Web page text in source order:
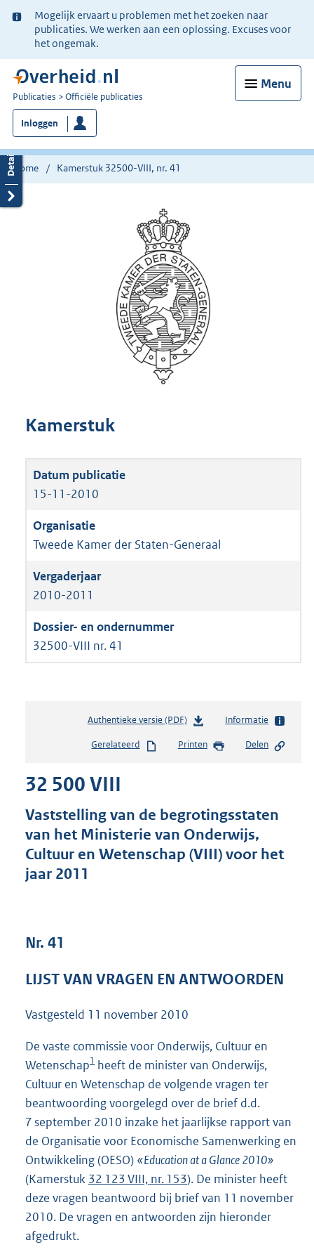
Ter
informatie:
Mogelijk ervaart u problemen met het zoeken naar
publicaties. We werken aan een oplossing. Excuses voor
het ongemak.
Menu
U
bent
nu
hier:
Publicaties Officiële publicaties
Inloggen
Home Kamerstuk 32500-VIII, nr. 41
Kamerstuk
15-11-2010
Tweede Kamer der Staten-Generaal
2010-2011
32500-VIII nr. 41
Authentieke versie (PDF)b
s
s
g
r
K
Informatie
Gerelateerd Printen Delen
32 500 VIII
Vaststelling van de begrotingsstaten
van het Ministerie van Onderwijs,
Cultuur en Wetenschap (VIII) voor het
jaar 2011
Nr. 41
LIJST VAN VRAGEN EN ANTWOORDEN
Vastgesteld 11 november 2010
De vaste commissie voor Onderwijs, Cultuur en
Wetenschap1 heeft de minister van Onderwijs,
Cultuur en Wetenschap de volgende vragen ter
beantwoording voorgelegd over de brief d.d.
7 september 2010 inzake het jaarlijkse rapport van
de Organisatie voor Economische Samenwerking en
Ontwikkeling (OESO) «Education at a Glance 2010»
(Kamerstuk 32 123 VIII, nr. 153). De minister heeft
deze vragen beantwoord bij brief van 11 november
2010. De vragen en antwoorden zijn hieronder
afgedrukt.